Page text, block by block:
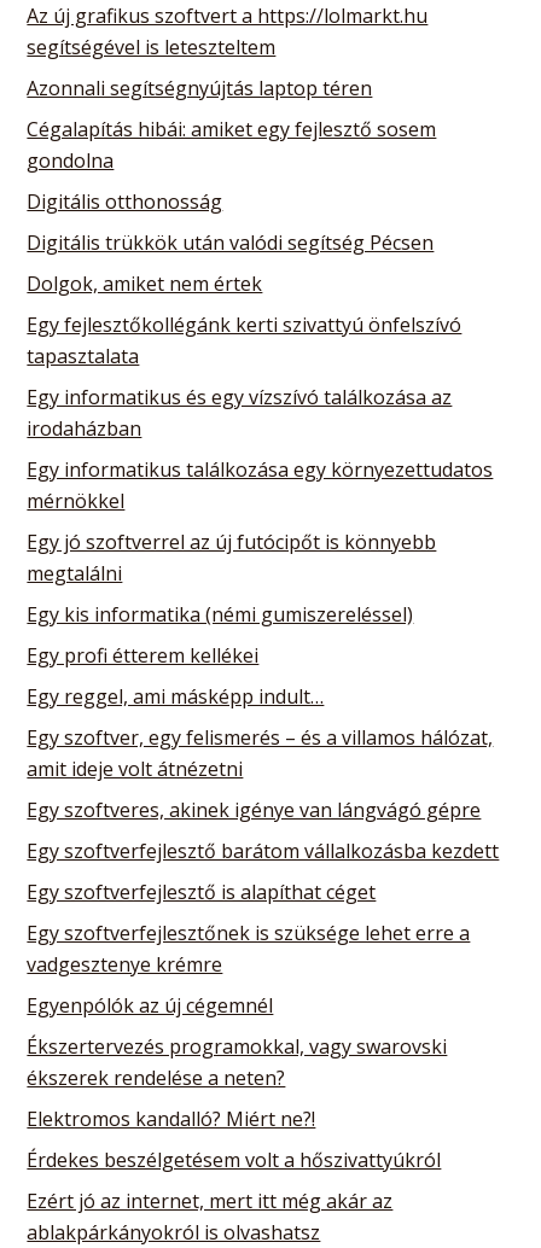
Az új grafikus szoftvert a https://lolmarkt.hu
segítségével is leteszteltem
Azonnali segítségnyújtás laptop téren
Cégalapítás hibái: amiket egy fejlesztő sosem
gondolna
Digitális otthonosság
Digitális trükkök után valódi segítség Pécsen
Dolgok, amiket nem értek
Egy fejlesztőkollégánk kerti szivattyú önfelszívó
tapasztalata
Egy informatikus és egy vízszívó találkozása az
irodaházban
Egy informatikus találkozása egy környezettudatos
mérnökkel
Egy jó szoftverrel az új futócipőt is könnyebb
megtalálni
Egy kis informatika (némi gumiszereléssel)
Egy profi étterem kellékei
Egy reggel, ami másképp indult…
Egy szoftver, egy felismerés – és a villamos hálózat,
amit ideje volt átnézetni
Egy szoftveres, akinek igénye van lángvágó gépre
Egy szoftverfejlesztő barátom vállalkozásba kezdett
Egy szoftverfejlesztő is alapíthat céget
Egy szoftverfejlesztőnek is szüksége lehet erre a
vadgesztenye krémre
Egyenpólók az új cégemnél
Ékszertervezés programokkal, vagy swarovski
ékszerek rendelése a neten?
Elektromos kandalló? Miért ne?!
Érdekes beszélgetésem volt a hőszivattyúkról
Ezért jó az internet, mert itt még akár az
ablakpárkányokról is olvashatsz